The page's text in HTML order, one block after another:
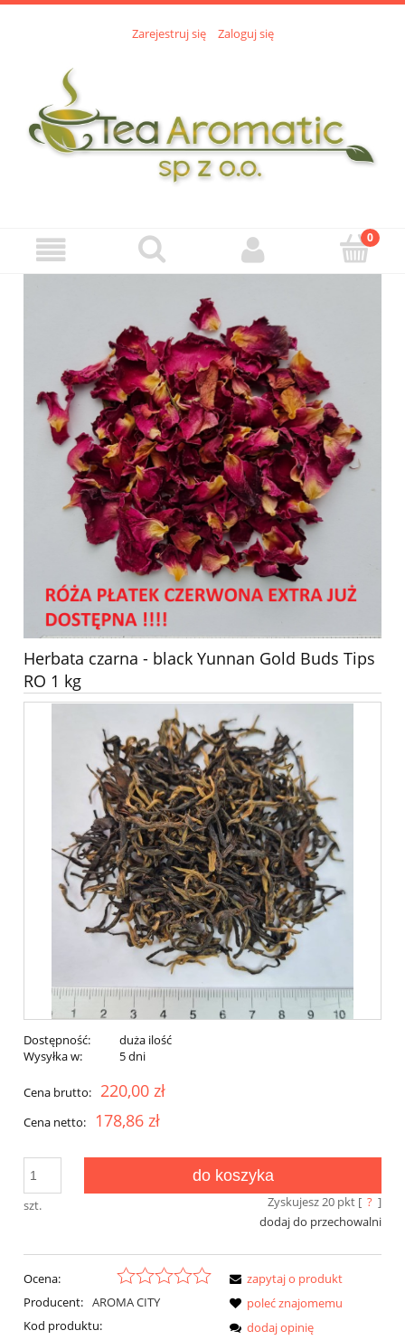
Zarejestruj się Zaloguj się
Herbata czarna - black Yunnan Gold Buds Tips
RO 1 kg
Dostępność:
duża ilość
Wysyłka w:
5 dni
Cena brutto: 220,00 zł
Cena netto: 178,86 zł
szt.
do koszyka
Zyskujesz20pkt [ ? ]
dodaj do przechowalni
Ocena:
Producent: AROMA CITY
Kod produktu:
zapytaj o produkt
poleć znajomemu
dodaj opinię